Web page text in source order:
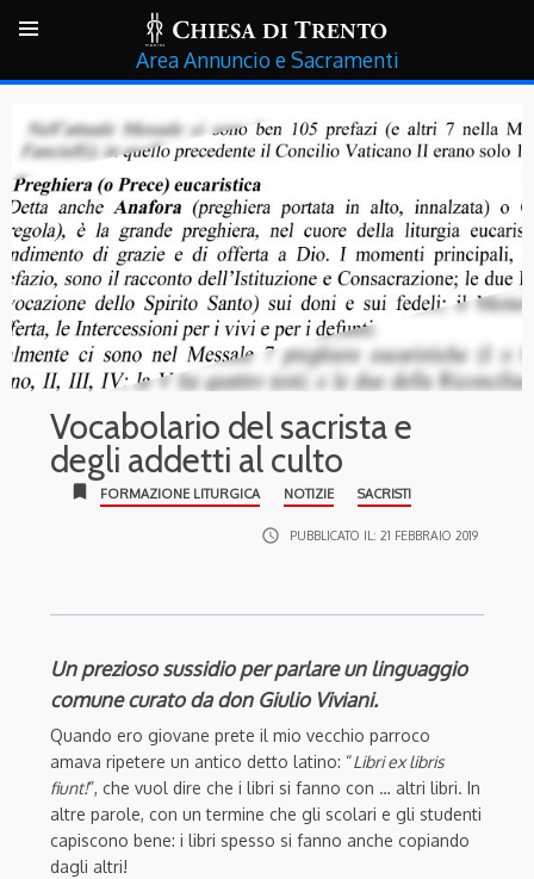
Annuncio e Sacramenti
Vocabolario del sacrista e
degli addetti al culto
bookmark FORMAZIONE LITURGICA NOTIZIE SACRISTI
access_time PUBBLICATO IL: 21 FEBBRAIO 2019
Un prezioso sussidio per parlare un linguaggio
comune curato da don Giulio Viviani.
Quando ero giovane prete il mio vecchio parroco
amava ripetere un antico detto latino: “Libri ex libris
fiunt!”, che vuol dire che i libri si fanno con … altri libri. In
altre parole, con un termine che gli scolari e gli studenti
capiscono bene: i libri spesso si fanno anche copiando
dagli altri!